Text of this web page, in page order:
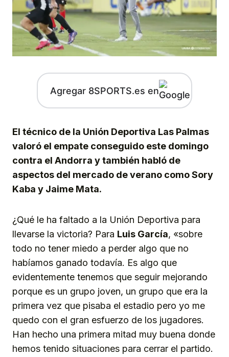
Agregar 8SPORTS.es en
El técnico de la Unión Deportiva Las Palmas
valoró el empate conseguido este domingo
contra el Andorra y también habló de
aspectos del mercado de verano como Sory
Kaba y Jaime Mata.
¿Qué le ha faltado a la Unión Deportiva para
llevarse la victoria? Para Luis García, «sobre
todo no tener miedo a perder algo que no
habíamos ganado todavía. Es algo que
evidentemente tenemos que seguir mejorando
porque es un grupo joven, un grupo que era la
primera vez que pisaba el estadio pero yo me
quedo con el gran esfuerzo de los jugadores.
Han hecho una primera mitad muy buena donde
hemos tenido situaciones para cerrar el partido.